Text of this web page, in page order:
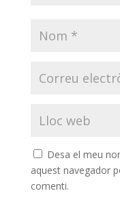
Desa el meu
aquest navegador
comenti.